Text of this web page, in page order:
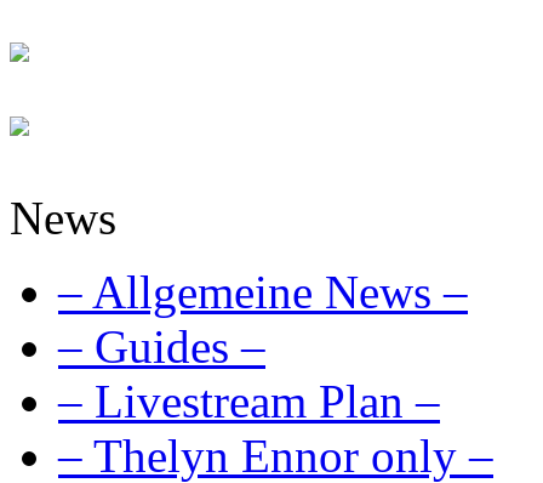
News
– Allgemeine News –
– Guides –
– Livestream Plan –
– Thelyn Ennor only –